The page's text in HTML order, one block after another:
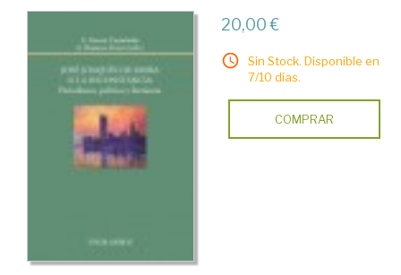
20,00 €
Sin Stock. Disponible en
7/10 días.
COMPRAR